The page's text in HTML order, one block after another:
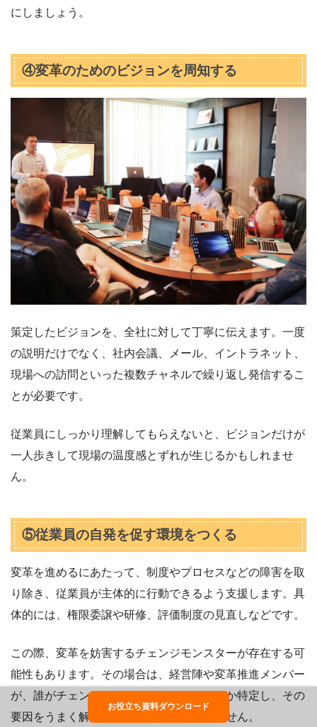
にしましょう。
④変革のためのビジョンを周知する
策定したビジョンを、全社に対して丁寧に伝えます。一度
の説明だけでなく、社内会議、メール、イントラネット、
現場への訪問といった複数チャネルで繰り返し発信するこ
とが必要です。
従業員にしっかり理解してもらえないと、ビジョンだけが
一人歩きして現場の温度感とずれが生じるかもしれませ
ん。
⑤従業員の自発を促す環境をつくる
変革を進めるにあたって、制度やプロセスなどの障害を取
り除き、従業員が主体的に行動できるよう支援します。具
体的には、権限委譲や研修、評価制度の見直しなどです。
この際、変革を妨害するチェンジモンスターが存在する可
能性もあります。その場合は、経営陣や変革推進メンバー
が、誰がチェンジモンスターになっているか特定し、その
要因をうまく解決していかなければなりません。
お役立ち資料ダウンロード